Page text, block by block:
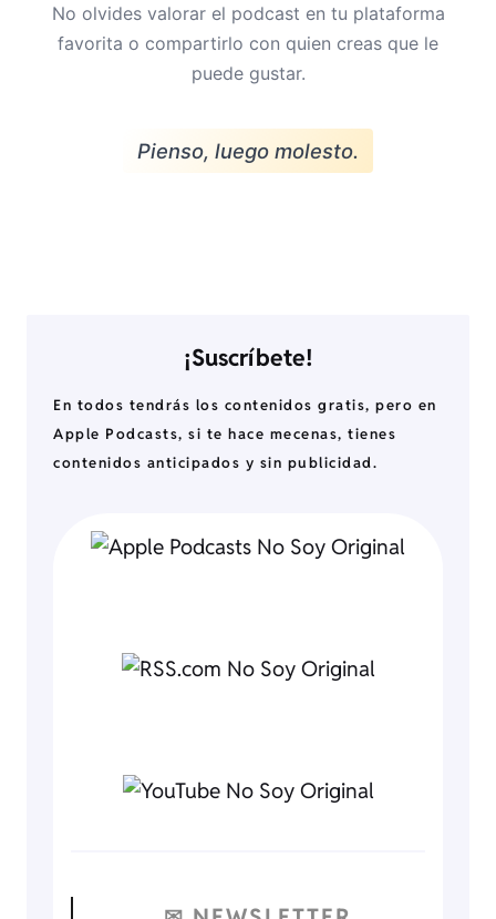
No olvides valorar el podcast en tu plataforma
favorita o compartirlo con quien creas que le
puede gustar.
Pienso, luego molesto.
¡Suscríbete!
En todos tendrás los contenidos gratis, pero en
Apple Podcasts, si te hace mecenas, tienes
contenidos anticipados y sin publicidad.